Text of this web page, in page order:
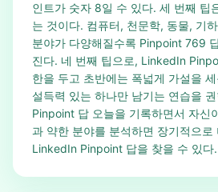
인트가 숫자 8일 수 있다. 세 번째 팁
는 것이다. 컴퓨터, 천문학, 동물, 기
분야가 다양해질수록 Pinpoint 769
진다. 네 번째 팁으로, LinkedIn
한을 두고 초반에는 폭넓게 가설을
설득력 있는 하나만 남기는 연습을
Pinpoint 답 오늘을 기록하면서 자신
과 약한 분야를 분석하면 장기적으로
LinkedIn Pinpoint 답을 찾을 수 있다.